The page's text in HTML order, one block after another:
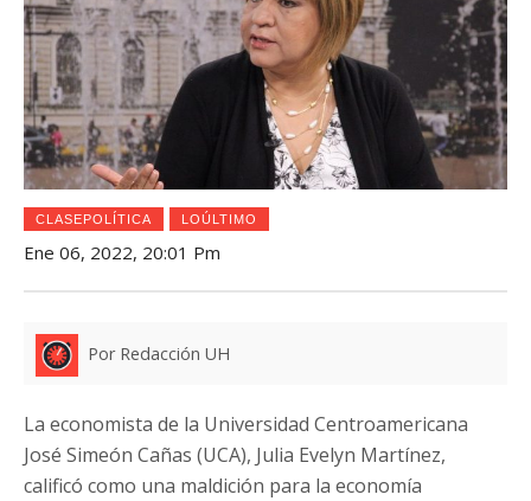
CLASEPOLÍTICA LOÚLTIMO
Ene 06, 2022, 20:01 Pm
Por Redacción UH
La economista de la Universidad Centroamericana
José Simeón Cañas (UCA), Julia Evelyn Martínez,
calificó como una maldición para la economía